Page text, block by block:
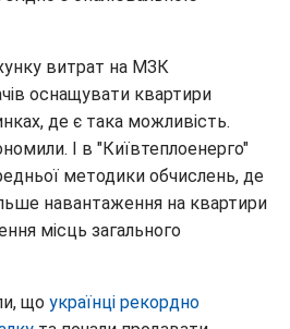
витрат на МЗК
оснащувати квартири
де є така можливість.
І в "Київтеплоенерго"
методики обчислень, де
навантаження на квартири
місць загального
що українці рекордно